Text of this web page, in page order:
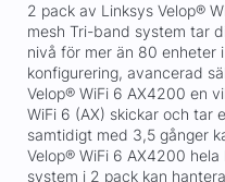
2 pack av Linksys Velop®
mesh Tri-band system tar
nivå för mer än 80 enheter
konfigurering, avancerad
Velop® WiFi 6 AX4200 en
WiFi 6 (AX) skickar och tar
samtidigt med 3,5 gånger
Velop® WiFi 6 AX4200
system i 2 pack kan